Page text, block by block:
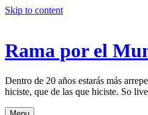
Skip to content
Rama por el
Dentro de 20 años estarás más
hiciste, que de las que hiciste. So